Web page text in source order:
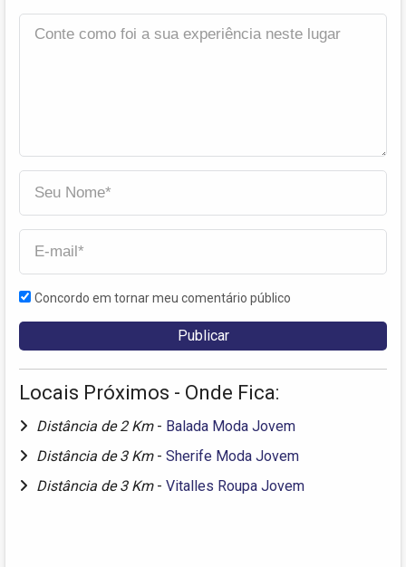
Concordo em tornar meu comentário público
Locais Próximos - Onde Fica:
Distância de 2 Km - Balada Moda Jovem
Distância de 3 Km - Sherife Moda Jovem
Distância de 3 Km - Vitalles Roupa Jovem